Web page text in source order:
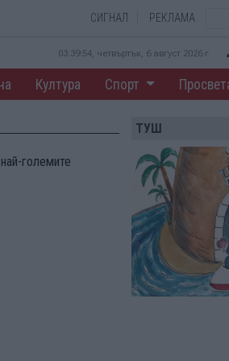
СИГНАЛ РЕКЛАМА
03:39:55, четвъртък, 6 август 2026 г.
Култура Спорт
големите
ТУШ